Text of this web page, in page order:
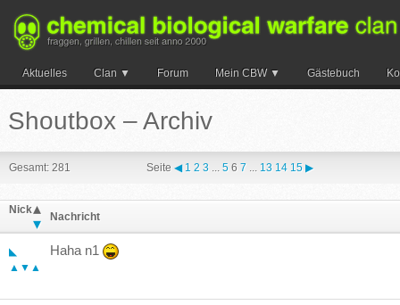
Aktuelles Clan Forum Mein CBW Gästebuch
Shoutbox – Archiv
Gesamt: 281 Seite ◀ 1 2 3 ... 5 6 7 ... 13 14 15 ▶
Nick
Nachricht
◣
▲▼▲
Haha n1